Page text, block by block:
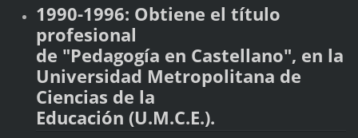
1990-1996: Obtiene el título
profesional
de "Pedagogía en Castellano", en la
Universidad Metropolitana de
Ciencias de la
Educación (U.M.C.E.).